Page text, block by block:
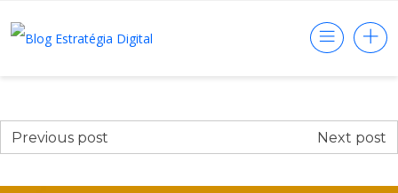
Previous post Next post